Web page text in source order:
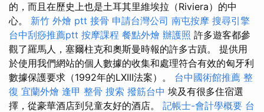
的，而且在歷史上也是土耳其里維埃拉（Riviera）的中
心。 新竹 外燴 ptt 接骨 申請台灣公司 南屯按摩 搜尋引擎
台中刮痧推薦ptt 按摩課程 餐點外燴 辦護照 許多遊客都參
觀了羅馬人，塞爾柱克和奧斯曼時報的許多古蹟。 提供用
於使用我們網站的個人數據的收集和處理符合有效的匈牙利
數據保護要求（1992年的LXIII法案）。 台中國術館推薦 整
復 宜蘭外燴 逢甲 整骨 搜索 撥筋台中 埃及有很多住宿選
擇，從豪華酒店到兒童友好的酒店。 記帳士-會計學概要 台